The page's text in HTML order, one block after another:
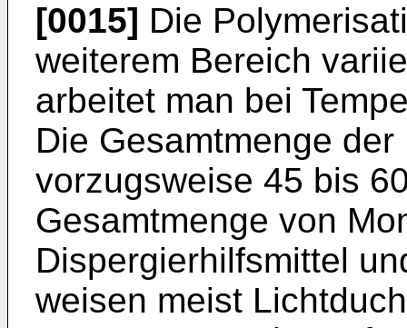
[0015] Die
weiterem Bereich
arbeitet man bei
Die Ge­samtmenge
vorzugsweise 45 bis
Gesamtmenge von
Dispergierhilfsmittel
weisen meist